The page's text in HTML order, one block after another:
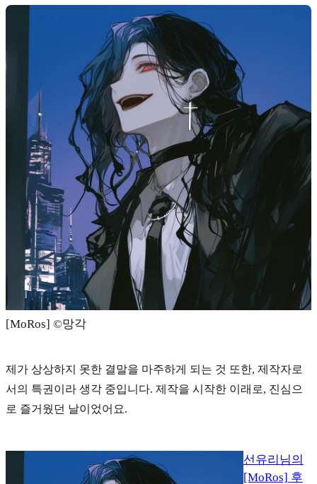
[MoRos] ©️망각
제가 상상하지 못한 결말을 마주하게 되는 것 또한, 제작자로
서의 특권이라 생각 중입니다. 제작을 시작한 이래로, 진심으
로 즐거웠던 날이었어요.
선유리님의
[MoRos] 후